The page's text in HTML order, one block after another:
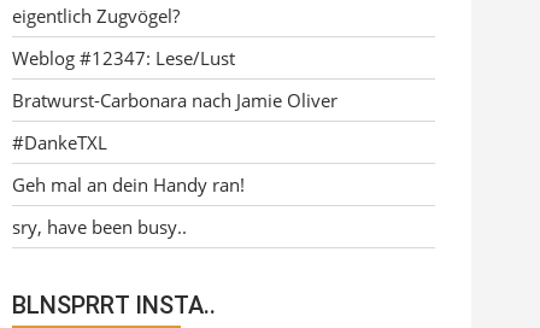
eigentlich Zugvögel?
Weblog #12347: Lese/Lust
Bratwurst-Carbonara nach Jamie Oliver
#DankeTXL
Geh mal an dein Handy ran!
sry, have been busy..
BLNSPRRT INSTA..